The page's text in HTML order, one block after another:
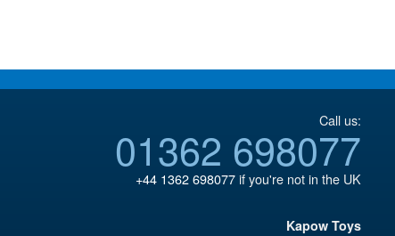
Call us:
01362 698077
+44 1362 698077if you're not in the UK
Kapow Toys